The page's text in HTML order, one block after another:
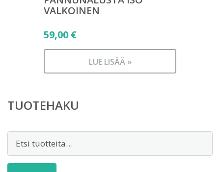
VALKOINEN
59,00 €
LUE LISÄÄ »
TUOTEHAKU
Etsi: